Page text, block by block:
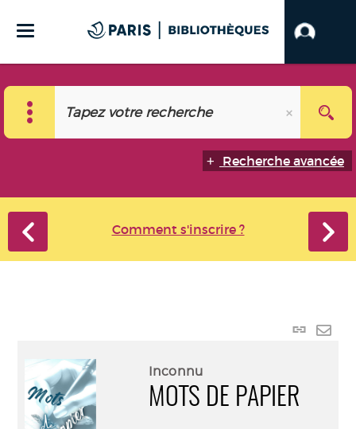
Recherche avancée
Comment s'inscrire ?
Lien
Inconnu
MOTS DE PAPIER